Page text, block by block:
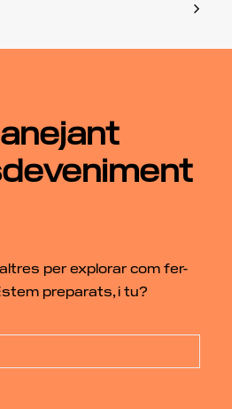
per explorar com fer-
preparats, i tu?